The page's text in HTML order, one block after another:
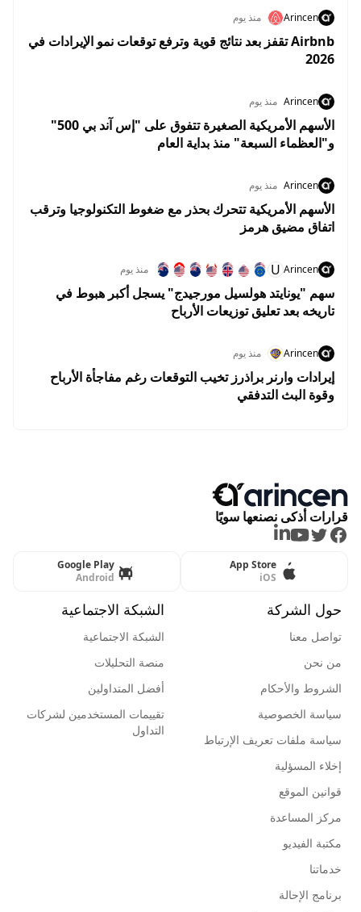
Arincen منذ يوم
Airbnb تقفز بعد نتائج قوية وترفع توقعات نمو الإيرادات في
2026
Arincen منذ يوم
الأسهم الأمريكية الصغيرة تتفوق على "إس آند بي 500"
و"العظماء السبعة" منذ بداية العام
Arincen منذ يوم
الأسهم الأمريكية تتحرك بحذر مع ضغوط التكنولوجيا وترقب
اتفاق مضيق هرمز
Arincen
U منذ يوم
سهم "يونايتد هولسيل مورجيدج" يسجل أكبر هبوط في
تاريخه بعد تعليق توزيعات الأرباح
Arincen منذ يوم
إيرادات وارنر براذرز تخيب التوقعات رغم مفاجأة الأرباح
وقوة البث التدفقي
قرارات أذكى نصنعها سويًا
Facebook
Twitter
Youtube
LinkedIn
App Store
iOS
Google Play
Android
حول الشركة
تواصل معنا
من نحن
الشروط والأحكام
سياسة الخصوصية
سياسة ملفات تعريف الإرتباط
إخلاء المسؤلية
قوانين الموقع
مركز المساعدة
مكتبة الفيديو
خدماتنا
برنامج الإحالة
الشبكة الاجتماعية
الشبكة الاجتماعية
منصة التحليلات
أفضل المتداولين
تقييمات المستخدمين لشركات
التداول